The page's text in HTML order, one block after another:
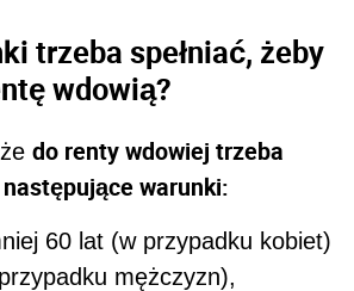
trzeba spełniać, żeby
wdowią?
do renty wdowiej trzeba
następujące warunki:
60 lat (w przypadku kobiet)
mężczyzn),